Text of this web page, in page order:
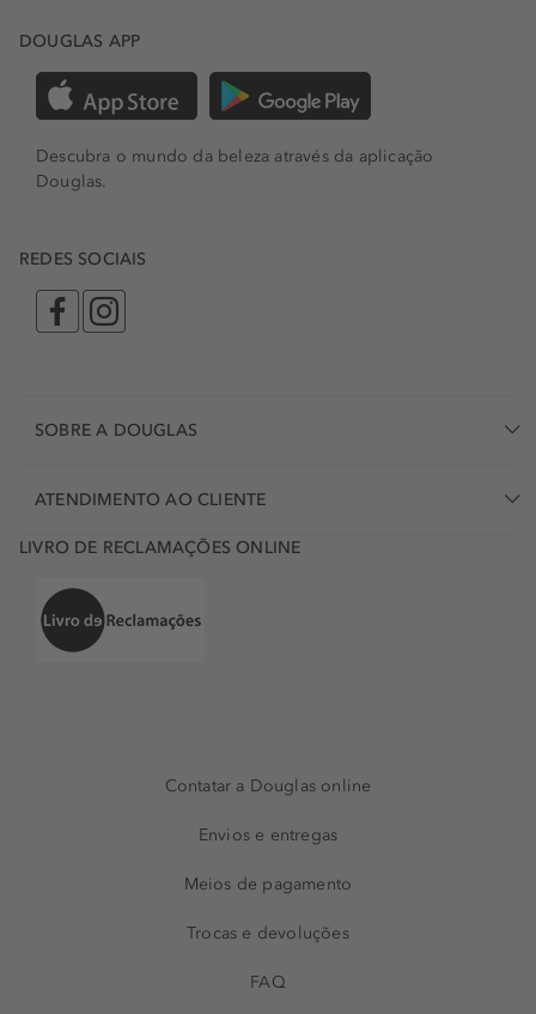
DOUGLAS APP
Descubra o mundo da beleza através da aplicação
Douglas.
REDES SOCIAIS
SOBRE A DOUGLAS
ATENDIMENTO AO CLIENTE
LIVRO DE RECLAMAÇÕES ONLINE
Contatar a Douglas online
Envios e entregas
Meios de pagamento
Trocas e devoluções
FAQ